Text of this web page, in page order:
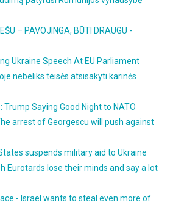
– PAVOJINGA, BŪTI DRAUGU -
Ukraine Speech At EU Parliament
nebeliks teisės atsisakyti karinės
Saying Good Night to NATO
arrest of Georgescu will push against
suspends military aid to Ukraine
Eurotards lose their minds and say a lot
- Israel wants to steal even more of